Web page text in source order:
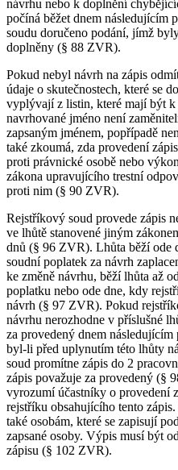
návrhu nebo k doplnění
počíná běžet dnem následujícím
soudu doručeno podání, jímž
doplněny (§ 88 ZVR).
Pokud nebyl návrh na zápis
údaje o skutečnostech, které se
vyplývají z listin, které mají být k
navrhované jméno není
zapsaným jménem, popřípadě
také zkoumá, zda provedení
proti právnické osobě nebo
zákona upravujícího trestní
proti nim (§ 90 ZVR).
Rejstříkový soud provede zápis
ve lhůtě stanovené jiným
dnů (§ 96 ZVR). Lhůta běží ode
soudní poplatek za návrh
ke změně návrhu, běží lhůta až
poplatku nebo ode dne, kdy
návrh (§ 97 ZVR). Pokud
návrhu nerozhodne v příslušné
za provedený dnem
byl-li před uplynutím této lhůty
soud promítne zápis do 2
zápis považuje za provedený (§
vyrozumí účastníky o provedení
rejstříku obsahujícího tento
také osobám, které se zapisují
zapsané osoby. Výpis musí být
zápisu (§ 102 ZVR).